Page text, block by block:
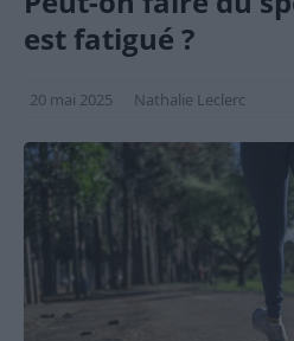
est fatigué ?
20 mai 2025 Nathalie Leclerc